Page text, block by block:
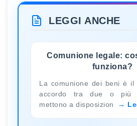
LEGGI ANCHE
Comunione legale:
funziona?
La comunione dei beni è il
accordo tra due o più
mettono a disposizion